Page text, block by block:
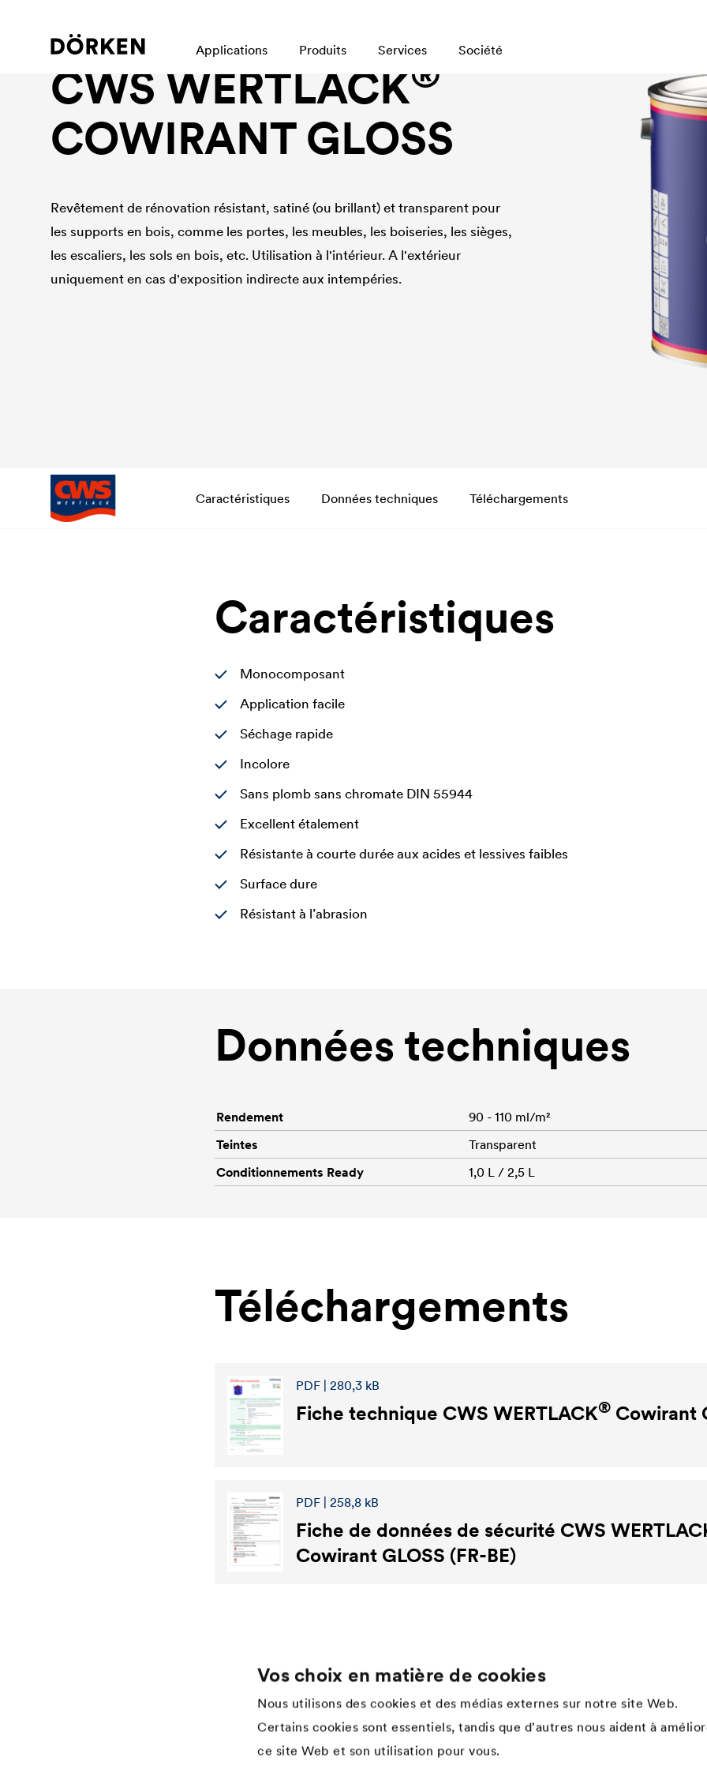
Vos choix en matière de cookies
Nous utilisons des cookies et des médias externes sur notre site Web.
Certains cookies sont essentiels, tandis que d'autres nous aident à
ce site Web et son utilisation pour vous.
Applications Produits Services Société
Laques pour bâtiments En phase sovlant
CWS WERTLACK®
COWIRANT GLOSS
Revêtement de rénovation résistant, satiné (ou brillant) et transparent pour
les supports en bois, comme les portes, les meubles, les boiseries, les sièges,
les escaliers, les sols en bois, etc. Utilisation à l'intérieur. A l'extérieur
uniquement en cas d'exposition indirecte aux intempéries.
Caractéristiques Données techniques Téléchargements
Caractéristiques
Monocomposant
Application facile
Séchage rapide
Incolore
Sans plomb sans chromate DIN 55944
Excellent étalement
Résistante à courte durée aux acides et lessives faibles
Surface dure
Résistant à l’abrasion
Données techniques
Rendement
90 - 110 ml/m²
Teintes
Transparent
Conditionnements Ready
1,0 L / 2,5 L
Téléchargements
PDF | 280,3 kB
Fiche technique CWS WERTLACK® Cowirant
PDF | 258,8 kB
Fiche de données de sécurité CWS
Cowirant GLOSS (FR-BE)
References
Innovation
Culture d'entreprise, valeurs &